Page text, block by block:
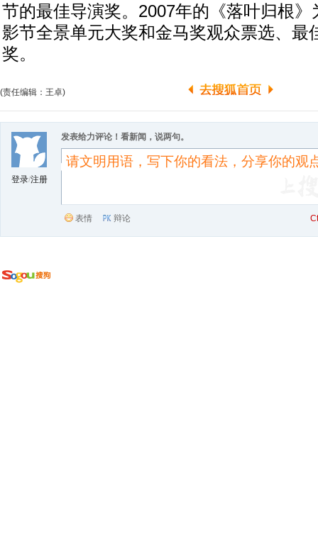
节的最佳导演奖。2007年的《落叶归根
影节全景单元大奖和金马奖观众票选、最
奖。
(责任编辑：王卓)
登录/注册
发表给力评论！看新闻，说两句。
表情 辩论